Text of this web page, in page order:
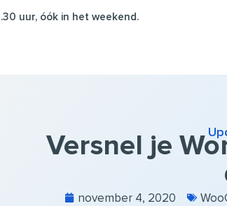
uur, óók in het weekend.
Versnel je
november 4, 2020